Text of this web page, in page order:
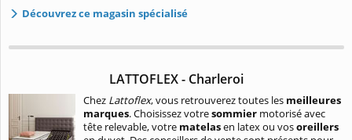
Découvrez ce magasin spécialisé
LATTOFLEX - Charleroi
Chez Lattoflex, vous retrouverez toutes les meilleures
marques. Choisissez votresommier motorisé avec
tête relevable, votre matelasen latex ou vosoreillers